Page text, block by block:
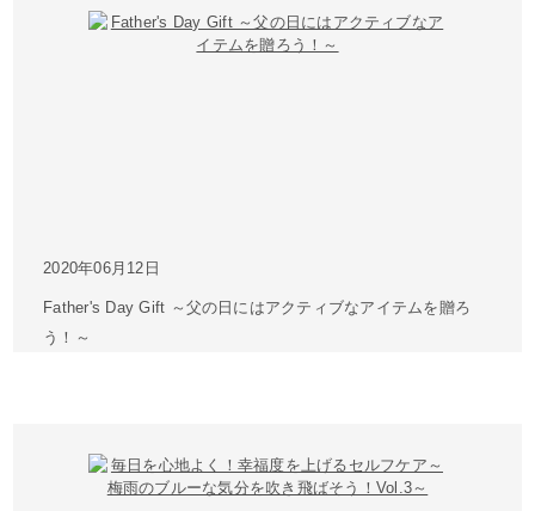
2020年06月12日
Father's Day Gift ～父の日にはアクティブなアイテムを贈ろ
う！～